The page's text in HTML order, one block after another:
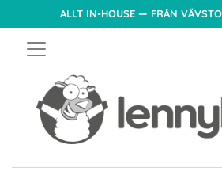
ALLT IN-HOUSE — FRÅN